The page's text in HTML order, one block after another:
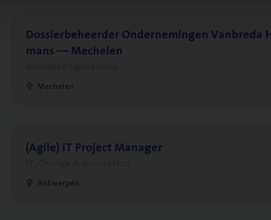
Dos­sier­be­heer­der Onder­ne­min­gen Van­b­re­da
mans — Mechelen
Mechelen
(Agi­le) IT Pro­ject Manager
Antwerpen